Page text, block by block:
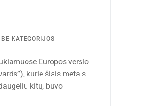
BE KATEGORIJOS
Europos verslo
kurie šiais metais
kitų, buvo